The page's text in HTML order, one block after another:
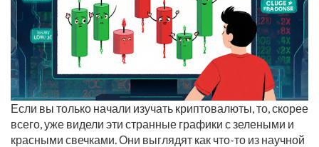
Если вы только начали изучать криптовалюты, то, скорее
всего, уже видели эти странные графики с зелеными и
красными свечками. Они выглядят как что-то из научной